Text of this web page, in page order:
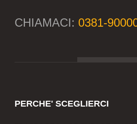
CHIAMACI: 0381-
PERCHE' SCEGLIERCI